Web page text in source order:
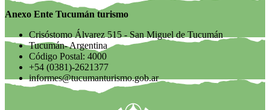
Anexo Ente Tucumán turismo
Crisóstomo Álvarez 515 - San Miguel de Tucumán
Tucumán- Argentina
Código Postal: 4000
+54 (0381)-2621377
informes@tucumanturismo.gob.ar